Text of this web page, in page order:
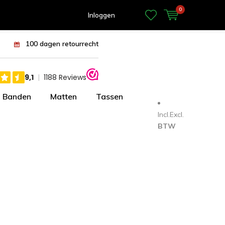
Inloggen
0
100 dagen retourrecht
Banden Matten Tassen
Incl.Excl.
BTW